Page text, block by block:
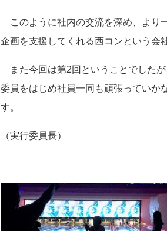
このように社内の交流を深め、より
企画を支援してくれる西コンという会
また今回は第2回ということでした
委員をはじめ社員一同も頑張っていか
す。
（実行委員長）